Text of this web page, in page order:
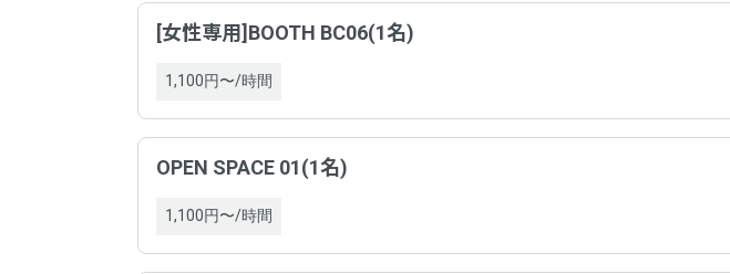
[女性専用]BOOTH BC06(1名)
1,100円〜/時間
OPEN SPACE 01(1名)
1,100円〜/時間
野村不動産株式会社
チェ
以下のQRコードをスマートフォ